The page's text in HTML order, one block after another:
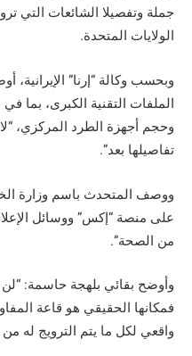
جملة وتفصيلا الشائعات التي
الولايات المتحدة.
وبحسب وكالة “إرنا” الإيرانية،
الملفات التقنية الكبرى، بما
وحجم أجهزة الطرد المركزي،
تفاصيلها بعد”.
ووصف المتحدث باسم وزارة
على منصة “إكس” ووسائل
من الصحة”.
وأوضح بقائي بلهجة حاسمة: “لن
فمكانها الحقيقي هو قاعة
واقعي لكل ما يتم الترويج له